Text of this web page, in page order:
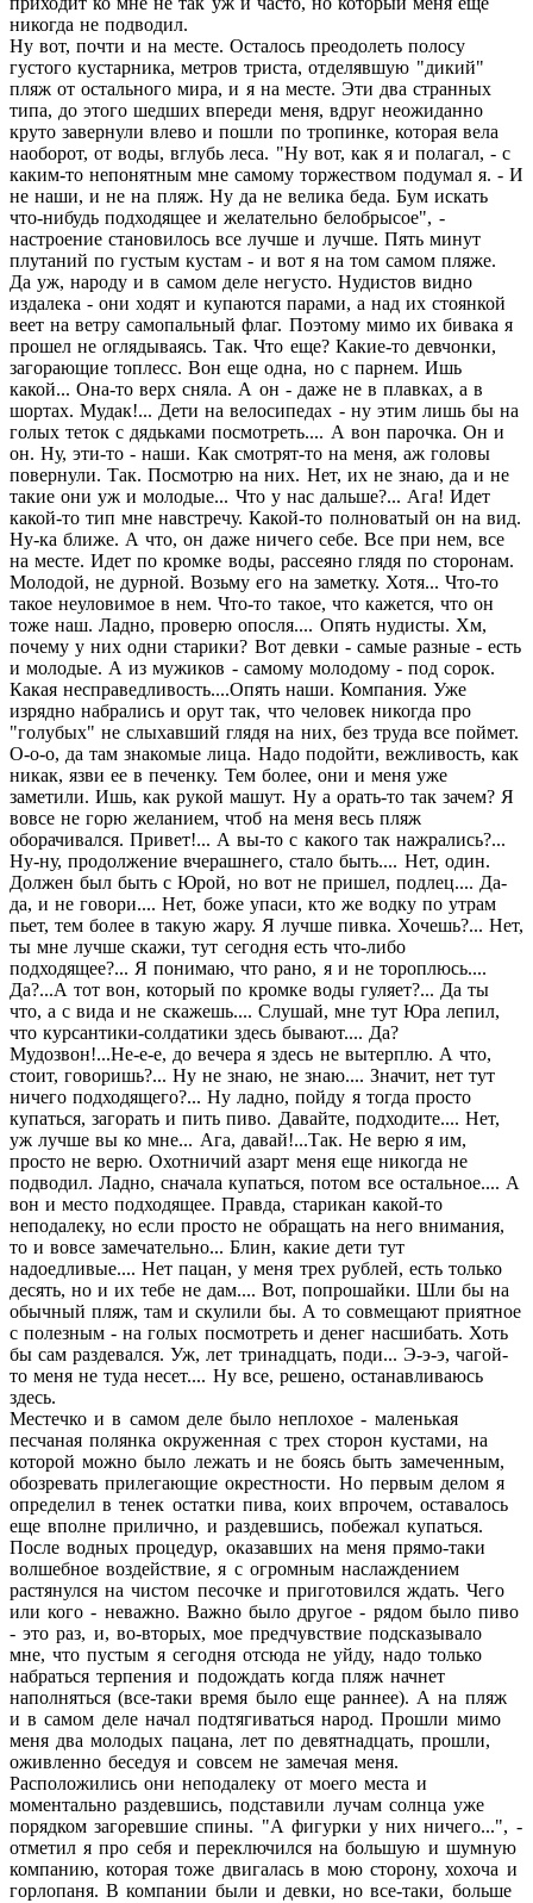
никогда не подводил.
Ну вот, почти и на месте. Осталось преодолеть полосу
густого кустарника, метров триста, отделявшую "дикий"
пляж от остального мира, и я на месте. Эти два странных
типа, до этого шедших впереди меня, вдруг неожиданно
круто завернули влево и пошли по тропинке, которая вела
наоборот, от воды, вглубь леса. "Ну вот, как я и полагал, - с
каким-то непонятным мне самому торжеством подумал я. - И
не наши, и не на пляж. Ну да не велика беда. Бум искать
что-нибудь подходящее и желательно белобрысое", -
настроение становилось все лучше и лучше. Пять минут
плутаний по густым кустам - и вот я на том самом пляже.
Да уж, народу и в самом деле негусто. Нудистов видно
издалека - они ходят и купаются парами, а над их стоянкой
веет на ветру самопальный флаг. Поэтому мимо их бивака я
прошел не оглядываясь. Так. Что еще? Какие-то девчонки,
загорающие топлесс. Вон еще одна, но с парнем. Ишь
какой... Она-то верх сняла. А он - даже не в плавках, а в
шортах. Мудак!... Дети на велосипедах - ну этим лишь бы на
голых теток с дядьками посмотреть.... А вон парочка. Он и
он. Ну, эти-то - наши. Как смотрят-то на меня, аж головы
повернули. Так. Посмотрю на них. Нет, их не знаю, да и не
такие они уж и молодые... Что у нас дальше?... Ага! Идет
какой-то тип мне навстречу. Какой-то полноватый он на вид.
Ну-ка ближе. А что, он даже ничего себе. Все при нем, все
на месте. Идет по кромке воды, рассеяно глядя по сторонам.
Молодой, не дурной. Возьму его на заметку. Хотя... Что-то
такое неуловимое в нем. Что-то такое, что кажется, что он
тоже наш. Ладно, проверю опосля.... Опять нудисты. Хм,
почему у них одни старики? Вот девки - самые разные - есть
и молодые. А из мужиков - самому молодому - под сорок.
Какая несправедливость....Опять наши. Компания. Уже
изрядно набрались и орут так, что человек никогда про
"голубых" не слыхавший глядя на них, без труда все поймет.
О-о-о, да там знакомые лица. Надо подойти, вежливость, как
никак, язви ее в печенку. Тем более, они и меня уже
заметили. Ишь, как рукой машут. Ну а орать-то так зачем? Я
вовсе не горю желанием, чтоб на меня весь пляж
оборачивался. Привет!... А вы-то с какого так нажрались?...
Ну-ну, продолжение вчерашнего, стало быть.... Нет, один.
Должен был быть с Юрой, но вот не пришел, подлец.... Да-
да, и не говори.... Нет, боже упаси, кто же водку по утрам
пьет, тем более в такую жару. Я лучше пивка. Хочешь?... Нет,
ты мне лучше скажи, тут сегодня есть что-либо
подходящее?... Я понимаю, что рано, я и не тороплюсь....
Да?...А тот вон, который по кромке воды гуляет?... Да ты
что, а с вида и не скажешь.... Слушай, мне тут Юра лепил,
что курсантики-солдатики здесь бывают.... Да?
Мудозвон!...Не-е-е, до вечера я здесь не вытерплю. А что,
стоит, говоришь?... Ну не знаю, не знаю.... Значит, нет тут
ничего подходящего?... Ну ладно, пойду я тогда просто
купаться, загорать и пить пиво. Давайте, подходите.... Нет,
уж лучше вы ко мне... Ага, давай!...Так. Не верю я им,
просто не верю. Охотничий азарт меня еще никогда не
подводил. Ладно, сначала купаться, потом все остальное.... А
вон и место подходящее. Правда, старикан какой-то
неподалеку, но если просто не обращать на него внимания,
то и вовсе замечательно... Блин, какие дети тут
надоедливые.... Нет пацан, у меня трех рублей, есть только
десять, но и их тебе не дам.... Вот, попрошайки. Шли бы на
обычный пляж, там и скулили бы. А то совмещают приятное
с полезным - на голых посмотреть и денег насшибать. Хоть
бы сам раздевался. Уж, лет тринадцать, поди... Э-э-э, чагой-
то меня не туда несет.... Ну все, решено, останавливаюсь
здесь.
Местечко и в самом деле было неплохое - маленькая
песчаная полянка окруженная с трех сторон кустами, на
которой можно было лежать и не боясь быть замеченным,
обозревать прилегающие окрестности. Но первым делом я
определил в тенек остатки пива, коих впрочем, оставалось
еще вполне прилично, и раздевшись, побежал купаться.
После водных процедур, оказавших на меня прямо-таки
волшебное воздействие, я с огромным наслаждением
растянулся на чистом песочке и приготовился ждать. Чего
или кого - неважно. Важно было другое - рядом было пиво
- это раз, и, во-вторых, мое предчувствие подсказывало
мне, что пустым я сегодня отсюда не уйду, надо только
набраться терпения и подождать когда пляж начнет
наполняться (все-таки время было еще раннее). А на пляж
и в самом деле начал подтягиваться народ. Прошли мимо
меня два молодых пацана, лет по девятнадцать, прошли,
оживленно беседуя и совсем не замечая меня.
Расположились они неподалеку от моего места и
моментально раздевшись, подставили лучам солнца уже
порядком загоревшие спины. "А фигурки у них ничего...", -
отметил я про себя и переключился на большую и шумную
компанию, которая тоже двигалась в мою сторону, хохоча и
горлопаня. В компании были и девки, но все-таки, больше